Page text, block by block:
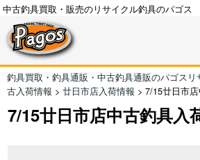
中古釣具買取・販売のリサイクル釣具のパゴス
釣具買取・釣具通販・中古釣具通販のパゴス
古入荷情報 > 廿日市店入荷情報 > 7/15廿日市
7/15廿日市店中古釣具入